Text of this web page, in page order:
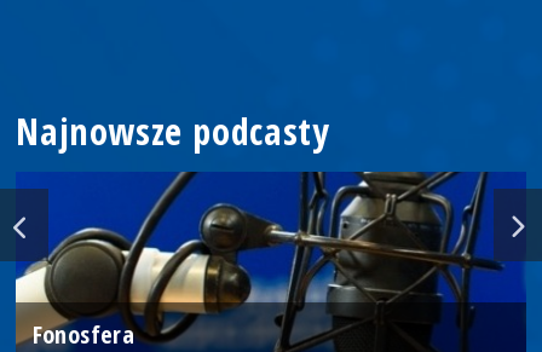
Najnowsze podcasty
Fonosfera